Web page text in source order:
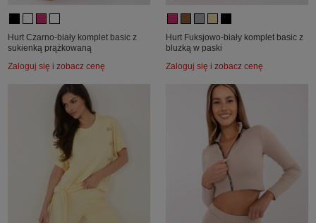
Hurt Czarno-biały komplet basic z
sukienką prążkowaną
Zaloguj się i zobacz cenę
Hurt Fuksjowo-biały komplet basic z
bluzką w paski
Zaloguj się i zobacz cenę